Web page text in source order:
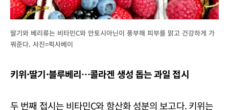
딸기와 베리류는 비타민C와 안토시아닌이 풍부해 피부를 맑고 건강하게 가
꿔준다. 사진=픽사베이
키위·딸기·블루베리…콜라겐 생성 돕는 과일 접시
두 번째 접시는 비타민C와 항산화 성분의 보고다. 키위는